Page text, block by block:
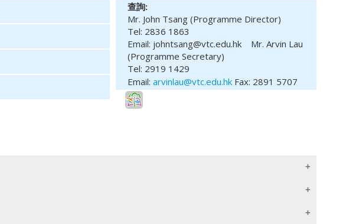
查詢:
Mr. John Tsang (Programme Director)
Tel: 2836 1863
Email: johntsang@vtc.edu.hk Mr. Arvin Lau
(Programme Secretary)
Tel: 2919 1429
Email: arvinlau@vtc.edu.hk Fax: 2891 5707